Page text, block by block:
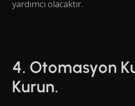
yardımcı olacaktır.
4. Otomasyon
Kurun.